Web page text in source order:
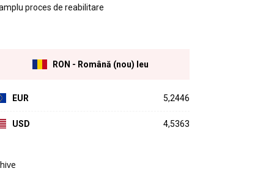
proces de reabilitare
RON - Română (nou) leu
EUR 5,2446
USD 4,5363